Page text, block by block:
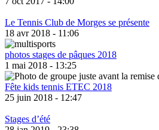
Le Tennis Club de Morges se présente
18 avr 2018 - 11:06
photos stages de pâques 2018
1 mai 2018 - 13:25
Fête kids tennis ETEC 2018
25 juin 2018 - 12:47
Stages d’été